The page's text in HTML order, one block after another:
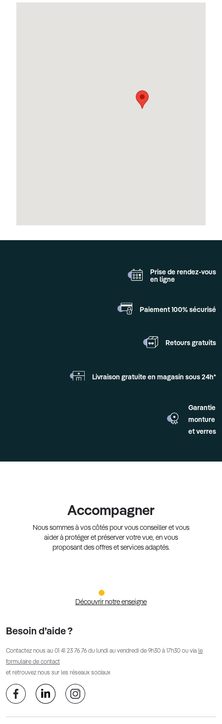
Prise de rendez-vous
en ligne
Paiement 100% sécurisé
Retours gratuits
Livraison gratuite en magasin sous 24h*
Garantie
monture
et verres
Accompagner
Nous sommes à vos côtés pour vous conseiller et vous
aider à protéger et préserver votre vue, en vous
proposant des offres et services adaptés.
Découvrir notre enseigne
Besoin d’aide ?
Contactez nous au 01 41 23 76 76 du lundi au vendredi de 9h30 à 17h30 ou via le
formulaire de contact
et retrouvez nous sur les réseaux sociaux